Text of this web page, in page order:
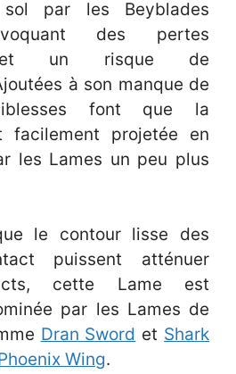
par les Beyblades
des pertes
et un risque de
à son manque de
font que la
facilement projetée en
les Lames un peu plus
le contour lisse des
puissent atténuer
cette Lame est
par les Lames de
Dran Sword et Shark
Wing.